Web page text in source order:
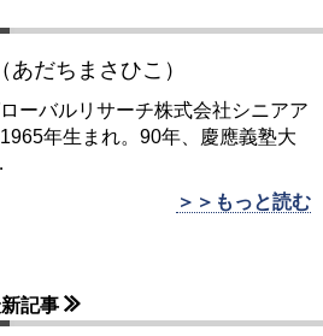
あだちまさひこ）
ーバルリサーチ株式会社シニアア
年生まれ。90年、慶應義塾大
＞＞もっと読む
記事